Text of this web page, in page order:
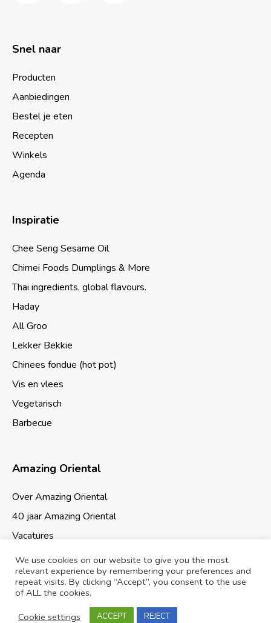
Snel naar
Producten
Aanbiedingen
Bestel je eten
Recepten
Winkels
Agenda
Inspiratie
Chee Seng Sesame Oil
Chimei Foods Dumplings & More
Thai ingredients, global flavours.
Haday
All Groo
Lekker Bekkie
Chinees fondue (hot pot)
Vis en vlees
Vegetarisch
Barbecue
Amazing Oriental
Over Amazing Oriental
40 jaar Amazing Oriental
Vacatures
© 2026 Amazing Oriental Supermarkten
We use cookies on our website to give you the most
relevant experience by remembering your preferences and
repeat visits. By clicking “Accept”, you consent to the use
of ALL the cookies.
Cookie settings
ACCEPT REJECT